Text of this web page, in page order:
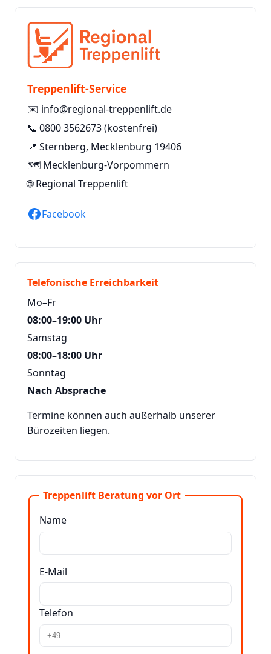
Treppenlift-Service
✉️ info@regional-treppenlift.de
📞 0800 3562673(kostenfrei)
📍 Sternberg, Mecklenburg 19406
🗺️ Mecklenburg-Vorpommern
🌐Regional Treppenlift
Facebook
Telefonische Erreichbarkeit
Mo–Fr
08:00–19:00 Uhr
Samstag
08:00–18:00 Uhr
Sonntag
Nach Absprache
Termine können auch außerhalb unserer
Bürozeiten liegen.
Treppenlift Beratung vor Ort
Name
E-Mail
Telefon